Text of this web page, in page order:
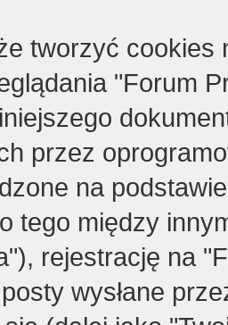
tworzyć cookies
"Forum
przez
na
tego między
rejestrację na
wysłane